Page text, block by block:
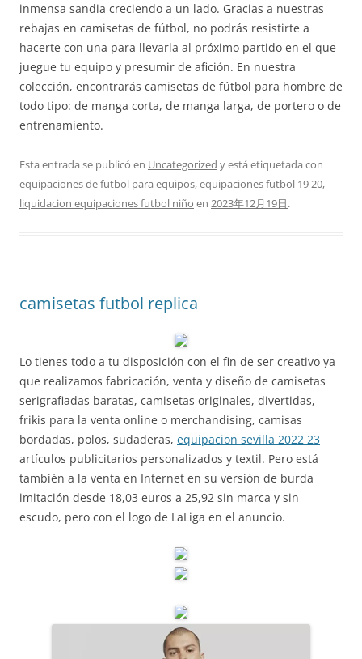
inmensa sandia creciendo a un lado. Gracias a nuestras
rebajas en camisetas de fútbol, no podrás resistirte a
hacerte con una para llevarla al próximo partido en el que
juegue tu equipo y presumir de afición. En nuestra
colección, encontrarás camisetas de fútbol para hombre de
todo tipo: de manga corta, de manga larga, de portero o de
entrenamiento.
Esta entrada se publicó en Uncategorized y está etiquetada con
equipaciones de futbol para equipos,equipaciones futbol 19 20,
liquidacion equipaciones futbol niño en 2023年12月19日.
camisetas futbol replica
Lo tienes todo a tu disposición con el fin de ser creativo ya
que realizamos fabricación, venta y diseño de camisetas
serigrafiadas baratas, camisetas originales, divertidas,
frikis para la venta online o merchandising, camisas
bordadas, polos, sudaderas, equipacion sevilla 2022 23
artículos publicitarios personalizados y textil. Pero está
también a la venta en Internet en su versión de burda
imitación desde 18,03 euros a 25,92 sin marca y sin
escudo, pero con el logo de LaLiga en el anuncio.